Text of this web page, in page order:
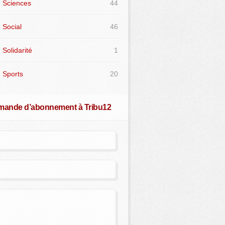
Sciences 44
Social 46
Solidarité 1
Sports 20
d’abonnement à Tribu12